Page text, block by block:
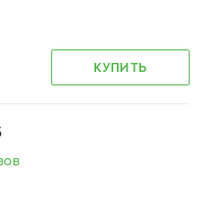
КУПИТЬ